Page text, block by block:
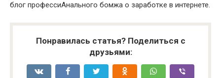
блог профессиАнального бомжа о заработке в интернете.
Понравилась статья? Поделиться с
друзьями: